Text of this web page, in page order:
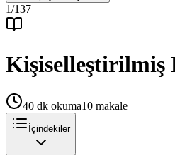
1/137
Kişiselleştirilmiş
40 dk okuma10 makale
İçindekiler